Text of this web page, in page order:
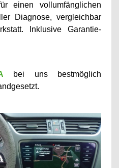
einen vollumfänglichen
Diagnose, vergleichbar
Inklusive Garantie-
bei uns bestmöglich